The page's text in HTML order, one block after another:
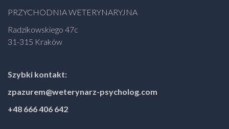
PRZYCHODNIA WETERYNARYJNA
Radzikowskiego 47c
31-315 Kraków
Szybki kontakt:
zpazurem@weterynarz-psycholog.com
+48 666 406 642